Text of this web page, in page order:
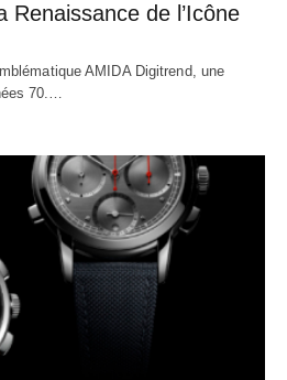
Renaissance de l’Icône
AMIDA Digitrend, une
70.…